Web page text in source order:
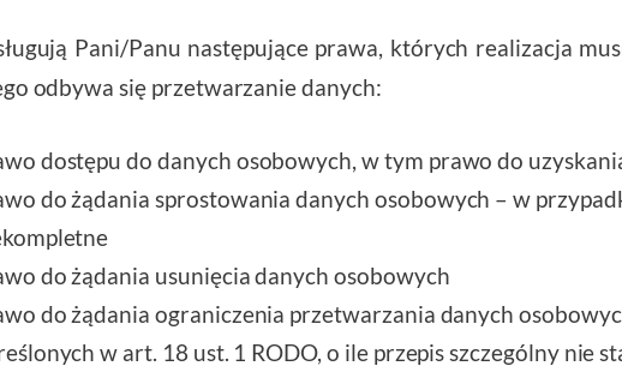
Pani/Panu następujące prawa, których realizacja
odbywa się przetwarzanie danych:
dostępu do danych osobowych, w tym prawo do
do żądania sprostowania danych osobowych – w
do żądania usunięcia danych osobowych
do żądania ograniczenia przetwarzania danych
w art. 18 ust. 1 RODO, o ile przepis szczególny nie